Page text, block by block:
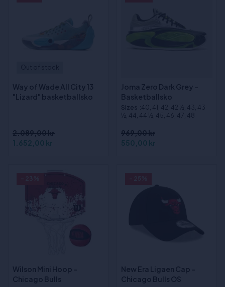
Way of Wade All City 13
"Lizard" basketballsko
2.089,00 kr
1.652,00 kr
Joma Zero Dark Grey -
Basketballsko
Sizes :40, 41, 42, 42 ½, 43, 43
½, 44, 44 ½, 45, 46, 47, 48
969,00 kr
550,00 kr
Wilson Mini Hoop -
Chicago Bulls
New Era Ligaen Cap -
Chicago Bulls OS